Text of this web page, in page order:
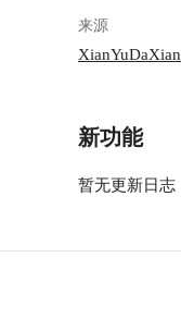
来源
XianYuDaXian
新功能
暂无更新日志